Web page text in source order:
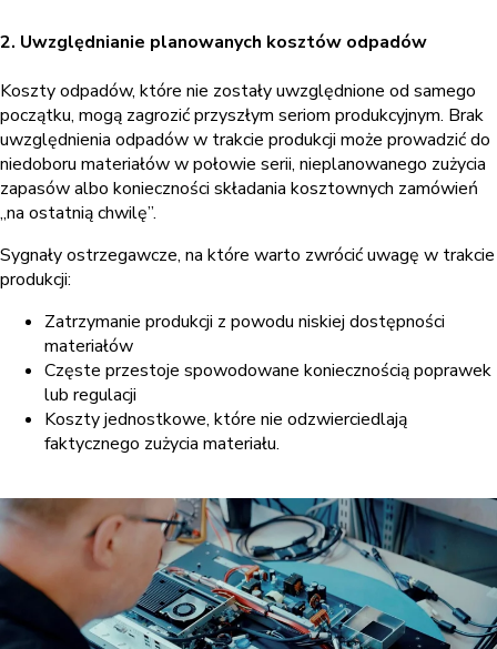
2. Uwzględnianie planowanych kosztów odpadów
Koszty odpadów, które nie zostały uwzględnione od samego
początku, mogą zagrozić przyszłym seriom produkcyjnym. Brak
uwzględnienia odpadów w trakcie produkcji może prowadzić do
niedoboru materiałów w połowie serii, nieplanowanego zużycia
zapasów albo konieczności składania kosztownych zamówień
„na ostatnią chwilę”.
Sygnały ostrzegawcze, na które warto zwrócić uwagę w trakcie
produkcji:
Zatrzymanie produkcji z powodu niskiej dostępności
materiałów
Częste przestoje spowodowane koniecznością poprawek
lub regulacji
Koszty jednostkowe, które nie odzwierciedlają
faktycznego zużycia materiału.